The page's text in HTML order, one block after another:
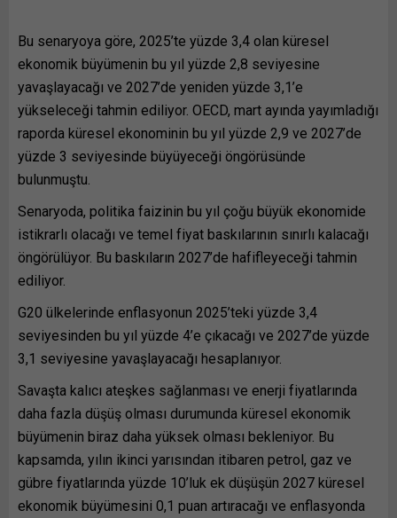
Bu senaryoya göre, 2025’te yüzde 3,4 olan küresel
ekonomik büyümenin bu yıl yüzde 2,8 seviyesine
yavaşlayacağı ve 2027’de yeniden yüzde 3,1’e
yükseleceği tahmin ediliyor. OECD, mart ayında yayımladığı
raporda küresel ekonominin bu yıl yüzde 2,9 ve 2027’de
yüzde 3 seviyesinde büyüyeceği öngörüsünde
bulunmuştu.
Senaryoda, politika faizinin bu yıl çoğu büyük ekonomide
istikrarlı olacağı ve temel fiyat baskılarının sınırlı kalacağı
öngörülüyor. Bu baskıların 2027’de hafifleyeceği tahmin
ediliyor.
G20 ülkelerinde enflasyonun 2025’teki yüzde 3,4
seviyesinden bu yıl yüzde 4’e çıkacağı ve 2027’de yüzde
3,1 seviyesine yavaşlayacağı hesaplanıyor.
Savaşta kalıcı ateşkes sağlanması ve enerji fiyatlarında
daha fazla düşüş olması durumunda küresel ekonomik
büyümenin biraz daha yüksek olması bekleniyor. Bu
kapsamda, yılın ikinci yarısından itibaren petrol, gaz ve
gübre fiyatlarında yüzde 10’luk ek düşüşün 2027 küresel
ekonomik büyümesini 0,1 puan artıracağı ve enflasyonda